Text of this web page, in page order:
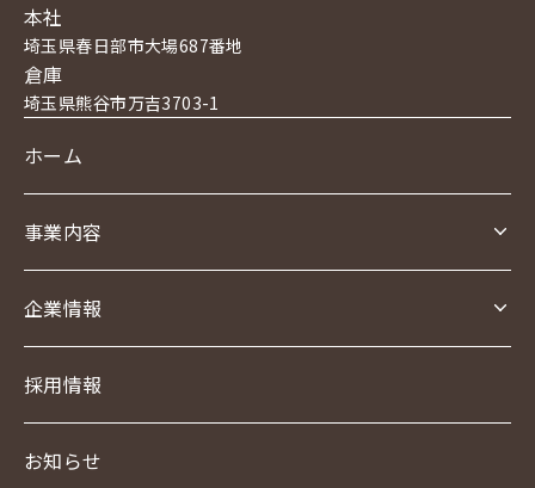
本社
埼玉県春日部市大場687番地
倉庫
埼玉県熊谷市万吉3703-1
ホーム
事業内容
事業内容TOP
オンライン販売事業
企業情報
企業情報TOP
採用情報
お知らせ